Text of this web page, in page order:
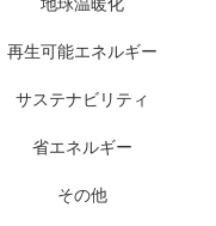
再生可能エネルギー
サステナビリティ
省エネルギー
その他